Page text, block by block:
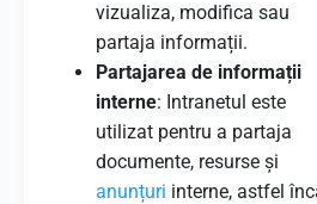
vizualiza, modifica sau
partaja informații.
Partajarea de informații
interne: Intranetul este
utilizat pentru a partaja
documente, resurse și
anunțuri interne, astfel